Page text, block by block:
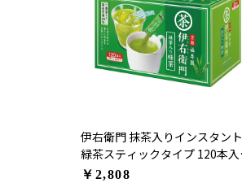
伊右衛門 抹茶入りインスタント
緑茶スティックタイプ 120本入
(0.8g×120本入)
￥2,808